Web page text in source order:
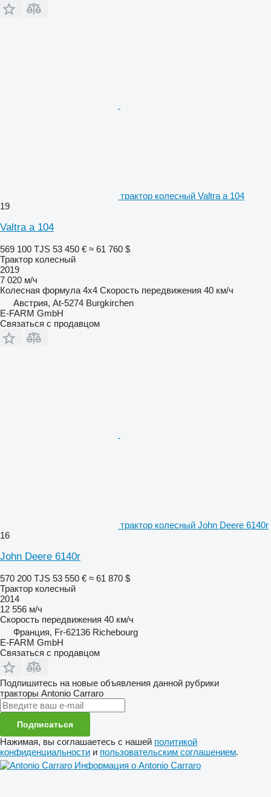
трактор колесный Valtra a 104
19
Valtra a 104
569 100 TJS 53 450 € ≈ 61 760 $
Трактор колесный
2019
7 020 м/ч
Колесная формула 4x4 Скорость передвижения 40 км/ч
Австрия, At-5274 Burgkirchen
E-FARM GmbH
Связаться с продавцом
трактор колесный John Deere 6140r
16
John Deere 6140r
570 200 TJS 53 550 € ≈ 61 870 $
Трактор колесный
2014
12 556 м/ч
Скорость передвижения 40 км/ч
Франция, Fr-62136 Richebourg
E-FARM GmbH
Связаться с продавцом
Подпишитесь на новые объявления данной рубрики
тракторы Antonio Carraro
Подписаться
Нажимая, вы соглашаетесь с нашей политикой
конфиденциальности и пользовательским соглашением.
Информация о Antonio Carraro